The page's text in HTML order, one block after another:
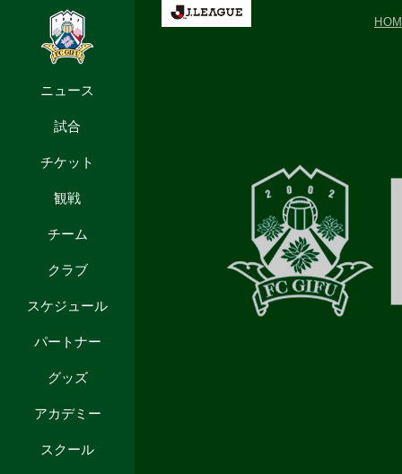
ニュース
試合
チケット
観戦
チーム
クラブ
スケジュール
パートナー
グッズ
アカデミー
スクール